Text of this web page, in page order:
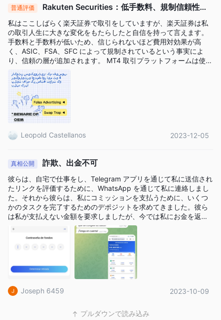
から選択できる柔軟性を提供します
MT4。 mt4 は、直感的なユーザーフレンドリーなインターフェ
イス、堅牢なデータ分析、テクニカル指標ツールを備えた、外国
為替取引業界にとって理想的なプラットフォームです。 mt4 を使
用すると、あらゆるレベルのトレーダーが適切な取引戦略を開発
し、金融市場で優位に立つことができます。 楽天証券は、サード
パーティ サービス プロバイダーである myfxbook を通じてソー
シャル トレーディング サービスを提供しています。このサービ
スにより、トレーダーは他人の取引をコピーすることができま
全体、 楽天証券 ' 取引プラットフォームはうまく設計されてお
り、ユーザーフレンドリーで、初心者と経験豊富なトレーダーの
普通評価
Rakuten Securities：低手数料、規制信頼性、
強力なMT4ツールでトレーディングを向上させる
私はここしばらく楽天証券で取引をしていますが、楽天証券は私
の取引人生に大きな変化をもたらしたと自信を持って言えます。
手数料と手数料が低いため、信じられないほど費用対効果が高
く、ASIC、FSA、SFC によって規制されているという事実によ
り、信頼の層が追加されます。 MT4 取引プラットフォームは使い
やすく、高度なチャート ツールが私の分析に役立ちました。
Leopold Castellanos 2023-12-05
真相公開 詐欺、出金不可
彼らは、自宅で仕事をし、Telegram アプリを通じて私に送信され
たリンクを評価するために、WhatsApp を通じて私に連絡しまし
た。それから彼らは、私にコミッションを支払うために、いくつ
かのタスクを完了するためのデポジットを求めてきました。彼ら
は私が支払えない金額を要求しましたが、今では私にお金を返金
するつもりはありません。彼らは私にデポジットしなければなら
ないと言います。お金はページ上にあり、引き出すことができま
す。しかし、彼らは私に引き出しコードを教えてくれません。
Joseph 6459 2023-10-09
プルダウンで読み込み